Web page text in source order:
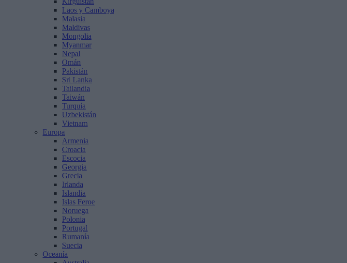
Laos y Camboya
Malasia
Maldivas
Mongolia
Myanmar
Nepal
Omán
Pakistán
Sri Lanka
Tailandia
Taiwán
Turquía
Uzbekistán
Vietnam
Europa
Armenia
Croacia
Escocia
Georgia
Grecia
Irlanda
Islandia
Islas Feroe
Noruega
Polonia
Portugal
Rumanía
Suecia
Oceanía